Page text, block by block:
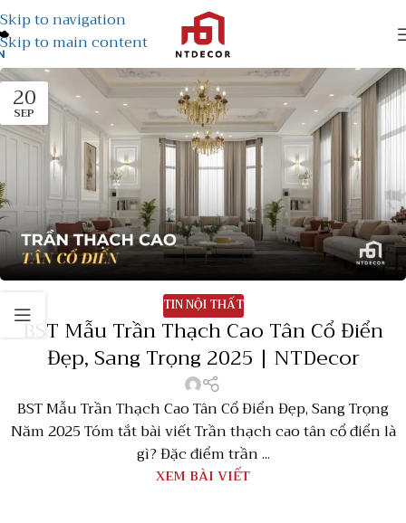
Skip to navigation
Skip to main content
20
SEP
TIN NỘI THẤT
BST Mẫu Trần Thạch Cao Tân Cổ Điển
Đẹp, Sang Trọng 2025 | NTDecor
BST Mẫu Trần Thạch Cao Tân Cổ Điển Đẹp, Sang Trọng
Năm 2025 Tóm tắt bài viết Trần thạch cao tân cổ điển là
gì? Đặc điểm trần ...
XEM BÀI VIẾT